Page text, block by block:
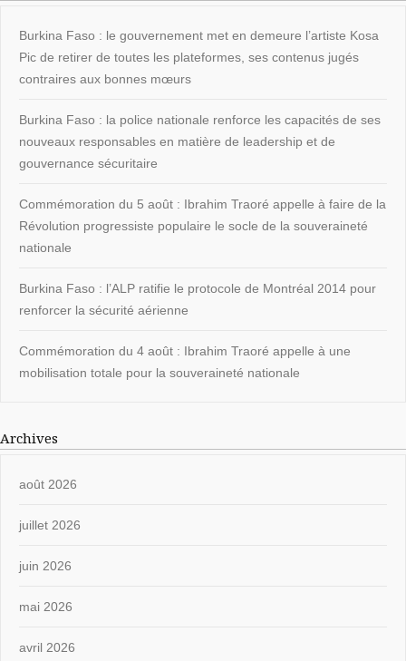
Burkina Faso : le gouvernement met en demeure l’artiste Kosa
Pic de retirer de toutes les plateformes, ses contenus jugés
contraires aux bonnes mœurs
Burkina Faso : la police nationale renforce les capacités de ses
nouveaux responsables en matière de leadership et de
gouvernance sécuritaire
Commémoration du 5 août : Ibrahim Traoré appelle à faire de la
Révolution progressiste populaire le socle de la souveraineté
nationale
Burkina Faso : l’ALP ratifie le protocole de Montréal 2014 pour
renforcer la sécurité aérienne
Commémoration du 4 août : Ibrahim Traoré appelle à une
mobilisation totale pour la souveraineté nationale
Archives
août 2026
juillet 2026
juin 2026
mai 2026
avril 2026